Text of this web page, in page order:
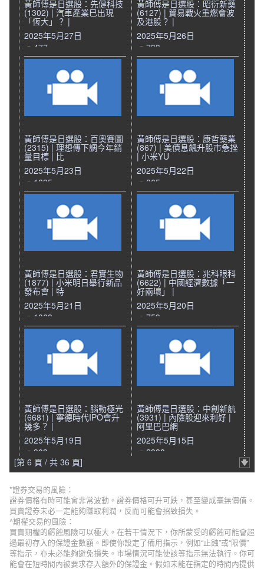
黃師傅是日選股：先健科技
(1302) | 汽車產業巳出現
「恆大」？ |
2025年5月27日
477
黃師傅是日選股：昭衍新藥
(6127) | 貿易戰火重燃會波
及港股？ |
2025年5月26日
733
黃師傅是日選股：百奧賽圖
(2315) | 理想傳下調今年銷
量目標 | 比
2025年5月23日
1635
黃師傅是日選股：康哲藥業
(867) | 美債息飆升股市急挫
| 小米YU
2025年5月22日
865
黃師傅是日選股：君實生物
(1877) | 小米明日舉行新品
發布會 | 特
2025年5月21日
1068
黃師傅是日選股：兆科眼科
(6622) | 中國經濟數據「一
好兩壞」 |
2025年5月20日
759
黃師傅是日選股：腦動極光
(6681) | 寧德時代IPO會升
幾多？ |
2025年5月19日
903
黃師傅是日選股：中創新航
(3931) | 內險股迎來利好 |
阿里巴巴網
2025年5月15日
2388
[第 6 頁 / 共 36 頁]
*證券交易的風險：
證券價格有時可能會非常波動。證券價格可升可跌，甚至變成毫無價值。
買賣證券未必一定能夠賺取利潤，反而可能會招致損失。
^期權交易的風險：
買賣期權的虧蝕風險可以極大。在若干情況下，你所蒙受的虧蝕可能會超
過最初存入的保證金數額。即使你設定了備用指示，例如“止蝕”或“限價”
等指示，亦未必能夠避免損失。市場情況可能使該等指示無法執行。你可
能會在短時間內被要求存入額外的保證金。假如未能在指定的時間內提供